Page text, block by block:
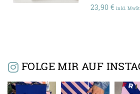
23,90 € inkl.
FOLGE MIR AUF